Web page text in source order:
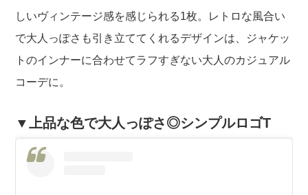
しいヴィンテージ感を感じられる1枚。レトロな風合い
で大人っぽさも引き立ててくれるデザインは、ジャケッ
トのインナーに合わせてラフすぎない大人のカジュアル
コーデに。
▼上品な色で大人っぽさ◎シンプルロゴT